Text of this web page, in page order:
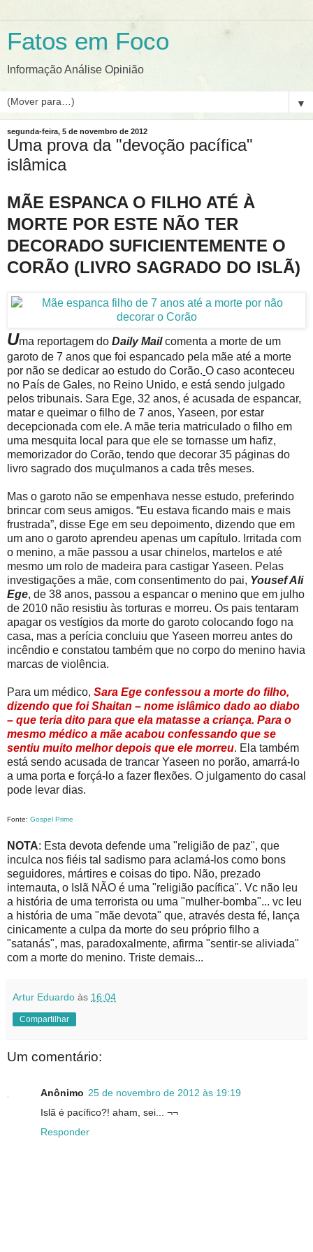
Fatos em Foco
Informação Análise Opinião
▼
segunda-feira, 5 de novembro de 2012
Uma prova da "devoção pacífica"
islâmica
MÃE ESPANCA O FILHO ATÉ À
MORTE POR ESTE NÃO TER
DECORADO SUFICIENTEMENTE O
CORÃO (LIVRO SAGRADO DO ISLÃ)
Uma reportagem do Daily Mailcomenta a morte de um
garoto de 7 anos que foi espancado pela mãe até a morte
por não se dedicar ao estudo do Corão. O caso aconteceu
no País de Gales, no Reino Unido, e está sendo julgado
pelos tribunais. Sara Ege, 32 anos, é acusada de espancar,
matar e queimar o filho de 7 anos, Yaseen, por estar
decepcionada com ele. A mãe teria matriculado o filho em
uma mesquita local para que ele se tornasse um hafiz,
memorizador do Corão, tendo que decorar 35 páginas do
livro sagrado dos muçulmanos a cada três meses.
Mas o garoto não se empenhava nesse estudo, preferindo
brincar com seus amigos. “Eu estava ficando mais e mais
frustrada”, disse Ege em seu depoimento, dizendo que em
um ano o garoto aprendeu apenas um capítulo. Irritada com
o menino, a mãe passou a usar chinelos, martelos e até
mesmo um rolo de madeira para castigar Yaseen. Pelas
investigações a mãe, com consentimento do pai, Yousef Ali
Ege, de 38 anos, passou a espancar o menino que em julho
de 2010 não resistiu às torturas e morreu. Os pais tentaram
apagar os vestígios da morte do garoto colocando fogo na
casa, mas a perícia concluiu que Yaseen morreu antes do
incêndio e constatou também que no corpo do menino havia
marcas de violência.
Para um médico, Sara Ege confessou a morte do filho,
dizendo que foi Shaitan – nome islâmico dado ao diabo
– que teria dito para que ela matasse a criança. Para o
mesmo médico a mãe acabou confessando que se
sentiu muito melhor depois que ele morreu. Ela também
está sendo acusada de trancar Yaseen no porão, amarrá-lo
a uma porta e forçá-lo a fazer flexões. O julgamento do casal
pode levar dias.
Fonte: Gospel Prime
NOTA: Esta devota defende uma "religião de paz", que
inculca nos fiéis tal sadismo para aclamá-los como bons
seguidores, mártires e coisas do tipo. Não, prezado
internauta, o Islã NÃO é uma "religião pacífica". Vc não leu
a história de uma terrorista ou uma "mulher-bomba"... vc leu
a história de uma "mãe devota" que, através desta fé, lança
cinicamente a culpa da morte do seu próprio filho a
"satanás", mas, paradoxalmente, afirma "sentir-se aliviada"
com a morte do menino. Triste demais...
Artur Eduardo às 16:04
Compartilhar
Um comentário:
Anônimo 25 de novembro de 2012 às 19:19
Islã é pacífico?! aham, sei... ¬¬
Responder